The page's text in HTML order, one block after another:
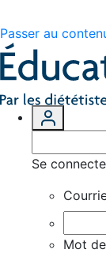
Passer au
Se
Mot